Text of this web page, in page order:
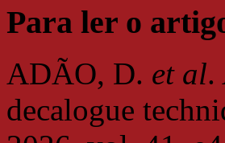
Para ler o
ADÃO, D. et al.
decalogue